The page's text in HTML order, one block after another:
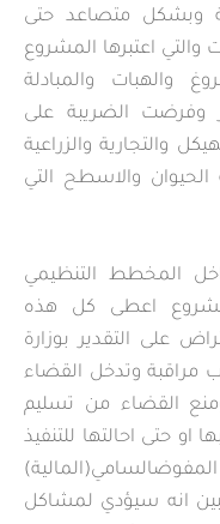
وبشكل متصاعد حتى
اعتبرها المشروع
والهبات والمبادلة
وفرضت الضريبة على
والتجارية والزراعية
الحيوان والاسطح التي
المخطط التنظيمي
اعطى كل هذه
على التقدير بوزارة
مراقبة وتدخل القضاء
القضاء من تسليم
او حتى احالتها للتنفيذ
انه سيؤدي لمشاكل